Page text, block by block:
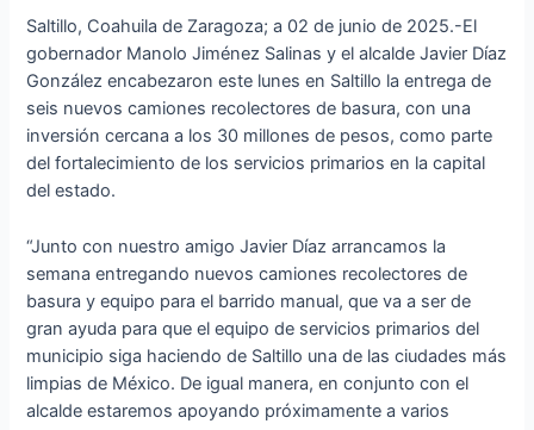
Saltillo, Coahuila de Zaragoza; a 02 de junio de 2025.-El
gobernador Manolo Jiménez Salinas y el alcalde Javier Díaz
González encabezaron este lunes en Saltillo la entrega de
seis nuevos camiones recolectores de basura, con una
inversión cercana a los 30 millones de pesos, como parte
del fortalecimiento de los servicios primarios en la capital
del estado.
“Junto con nuestro amigo Javier Díaz arrancamos la
semana entregando nuevos camiones recolectores de
basura y equipo para el barrido manual, que va a ser de
gran ayuda para que el equipo de servicios primarios del
municipio siga haciendo de Saltillo una de las ciudades más
limpias de México. De igual manera, en conjunto con el
alcalde estaremos apoyando próximamente a varios